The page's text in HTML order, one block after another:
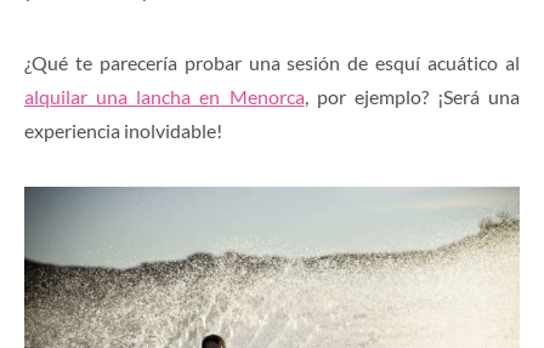
¿Qué te parecería probar una sesión de esquí acuático al
alquilar una lancha en Menorca , por ejemplo? ¡Será una
experiencia inolvidable!